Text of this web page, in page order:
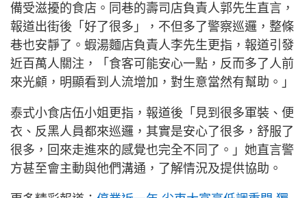
備受滋擾的食店。同巷的壽司店負責人郭先生直言，
報道出街後「好了很多」，不但多了警察巡邏，整條
巷也安靜了。蝦湯麵店負責人李先生更指，報道引發
近百萬人關注，「食客可能安心一點，反而多了人前
來光顧，明顯看到人流增加，對生意當然有幫助。」
泰式小食店伍小姐更指，報道後「見到很多軍裝、便
衣、反黑人員都來巡邏，其實是安心了很多，舒服了
很多，回來走進來的感覺也完全不同了。」她直言警
方甚至會主動與他們溝通，了解情況及提供協助。